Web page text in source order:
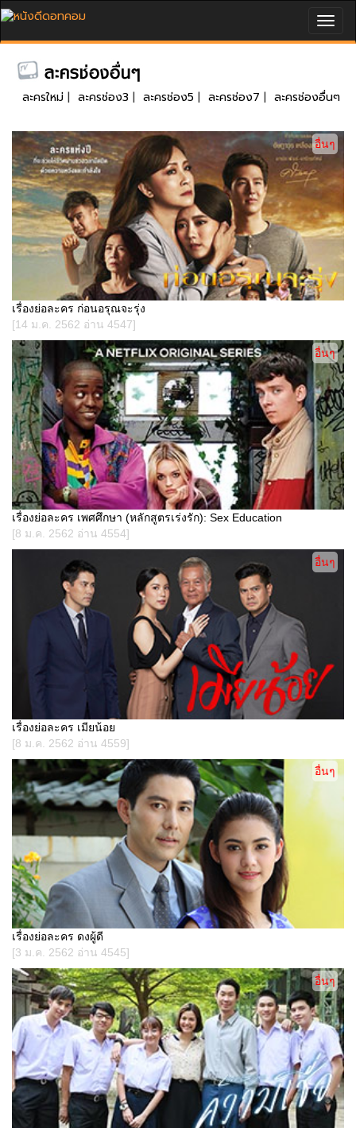
ละครใหม่ | ละครช่อง3 | ละครช่อง5 | ละครช่อง7 | ละครช่องอื่นๆ
เรื่องย่อละคร ก่อนอรุณจะรุ่ง
[14 ม.ค. 2562 อ่าน 4547]
อื่นๆ
เรื่องย่อละคร เพศศึกษา (หลักสูตรเร่งรัก): Sex Education
[8 ม.ค. 2562 อ่าน 4554]
อื่นๆ
เรื่องย่อละคร เมียน้อย
[8 ม.ค. 2562 อ่าน 4559]
อื่นๆ
เรื่องย่อละคร ดงผู้ดี
[3 ม.ค. 2562 อ่าน 4545]
อื่นๆ
อื่นๆ